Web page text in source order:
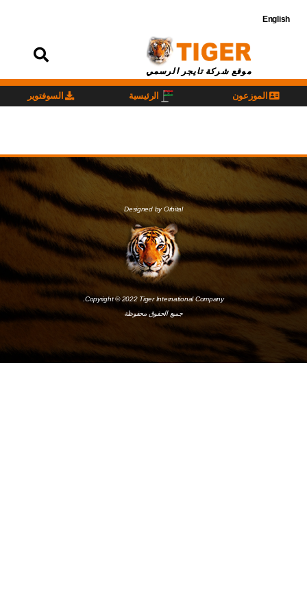
English
موقع شركة تايجر الرسمي
الموزعون الرئيسية السوفتوير
Designed by Orbital
Copyright © 2022 Tiger International Company.
جميع الحقوق محفوظة